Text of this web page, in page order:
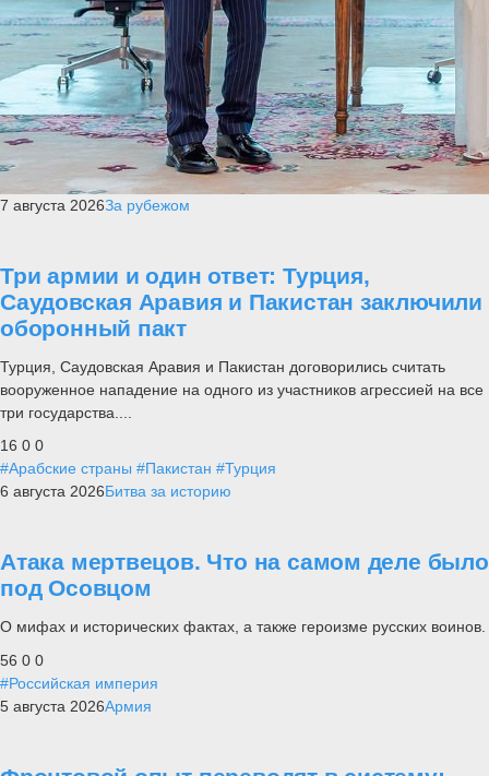
7 августа 2026За рубежом
Три армии и один ответ: Турция,
Саудовская Аравия и Пакистан заключили
оборонный пакт
Турция, Саудовская Аравия и Пакистан договорились считать
вооруженное нападение на одного из участников агрессией на все
три государства....
16 0 0
#Арабские страны #Пакистан #Турция
6 августа 2026Битва за историю
Атака мертвецов. Что на самом деле было
под Осовцом
О мифах и исторических фактах, а также героизме русских воинов.
56 0 0
#Российская империя
5 августа 2026Армия